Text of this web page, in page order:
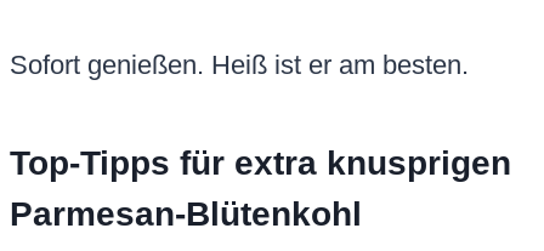
Sofort genießen. Heiß ist er am besten.
Top-Tipps für extra knusprigen
Parmesan-Blütenkohl